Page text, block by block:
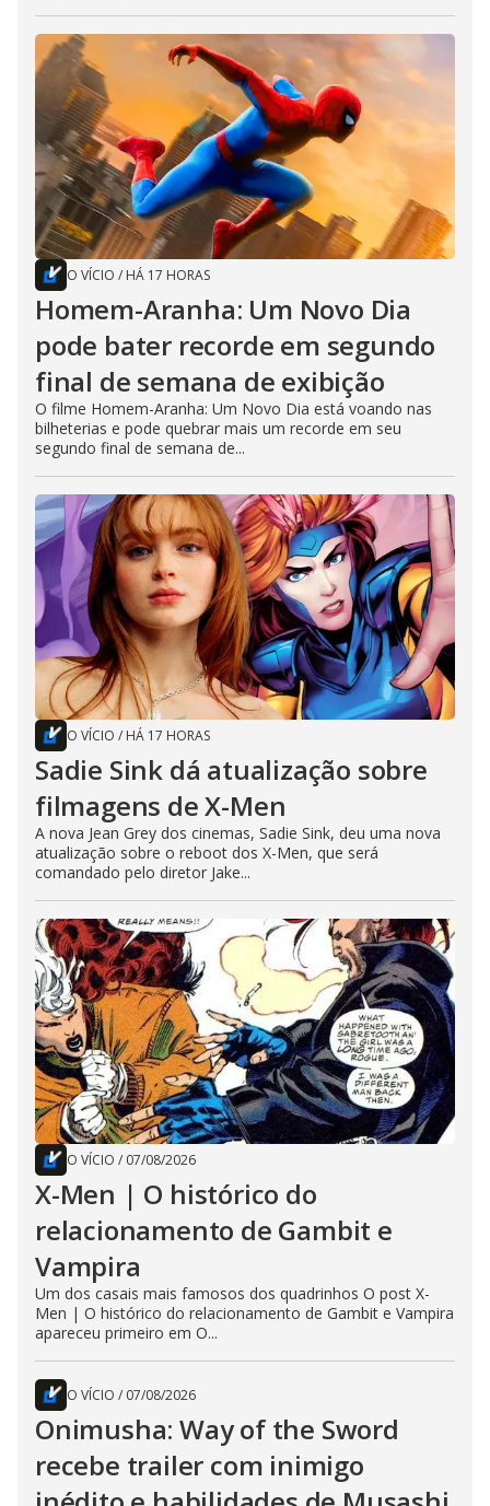
O VÍCIO / HÁ 17 HORAS
Homem-Aranha: Um Novo Dia
pode bater recorde em segundo
final de semana de exibição
O filme Homem-Aranha: Um Novo Dia está voando nas
bilheterias e pode quebrar mais um recorde em seu
segundo final de semana de...
O VÍCIO / HÁ 17 HORAS
Sadie Sink dá atualização sobre
filmagens de X-Men
A nova Jean Grey dos cinemas, Sadie Sink, deu uma nova
atualização sobre o reboot dos X-Men, que será
comandado pelo diretor Jake...
O VÍCIO / 07/08/2026
X-Men | O histórico do
relacionamento de Gambit e
Vampira
Um dos casais mais famosos dos quadrinhos O post X-
Men | O histórico do relacionamento de Gambit e Vampira
apareceu primeiro em O...
O VÍCIO / 07/08/2026
Onimusha: Way of the Sword
recebe trailer com inimigo